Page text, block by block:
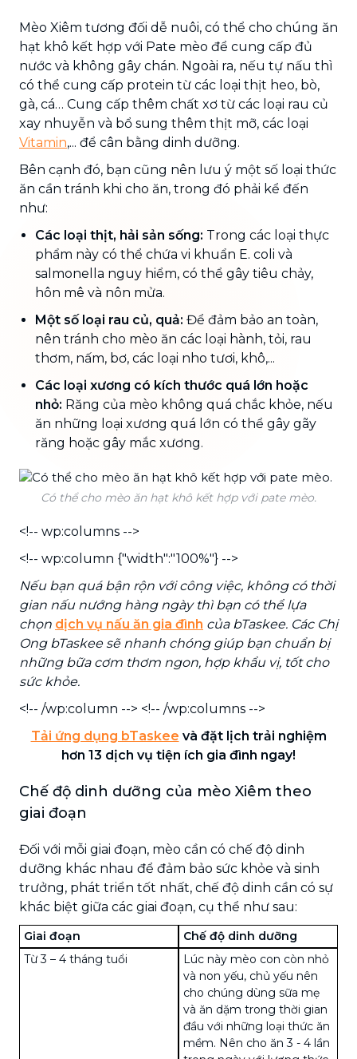
Mèo Xiêm tương đối dễ nuôi, có thể cho chúng ăn
hạt khô kết hợp với Pate mèo để cung cấp đủ
nước và không gây chán. Ngoài ra, nếu tự nấu thì
có thể cung cấp protein từ các loại thịt heo, bò,
gà, cá… Cung cấp thêm chất xơ từ các loại rau củ
xay nhuyễn và bổ sung thêm thịt mỡ, các loại
Vitamin,... để cân bằng dinh dưỡng.
Bên cạnh đó, bạn cũng nên lưu ý một số loại thức
ăn cần tránh khi cho ăn, trong đó phải kể đến
như:
Các loại thịt, hải sản sống: Trong các loại thực
phẩm này có thể chứa vi khuẩn E. coli và
salmonella nguy hiểm, có thể gây tiêu chảy,
hôn mê và nôn mửa.
Một số loại rau củ, quả: Để đảm bảo an toàn,
nên tránh cho mèo ăn các loại hành, tỏi, rau
thơm, nấm, bơ, các loại nho tươi, khô,...
Các loại xương có kích thước quá lớn hoặc
nhỏ: Răng của mèo không quá chắc khỏe, nếu
ăn những loại xương quá lớn có thể gây gãy
răng hoặc gây mắc xương.
Có thể cho mèo ăn hạt khô kết hợp với pate mèo.
<!-- wp:columns -->
<!-- wp:column {"width":"100%"} -->
Nếu bạn quá bận rộn với công việc, không có thời
gian nấu nướng hàng ngày thì bạn có thể lựa
chọn dịch vụ nấu ăn gia đình của bTaskee. Các Chị
Ong bTaskee sẽ nhanh chóng giúp bạn chuẩn bị
những bữa cơm thơm ngon, hợp khẩu vị, tốt cho
sức khỏe.
<!-- /wp:column --> <!-- /wp:columns -->
Tải ứng dụng bTaskee và đặt lịch trải nghiệm
hơn 13 dịch vụ tiện ích gia đình ngay!
Chế độ dinh dưỡng của mèo Xiêm theo
giai đoạn
Đối với mỗi giai đoạn, mèo cần có chế độ dinh
dưỡng khác nhau để đảm bảo sức khỏe và sinh
trưởng, phát triển tốt nhất, chế độ dinh cần có sự
khác biệt giữa các giai đoạn, cụ thể như sau:
Giai đoạn
Chế độ dinh dưỡng
Từ 3 – 4 tháng tuổi
Lúc này mèo con còn nhỏ
và non yếu, chủ yếu nên
cho chúng dùng sữa mẹ
và ăn dặm trong thời gian
đầu với những loại thức ăn
mềm. Nên cho ăn 3 - 4 lần